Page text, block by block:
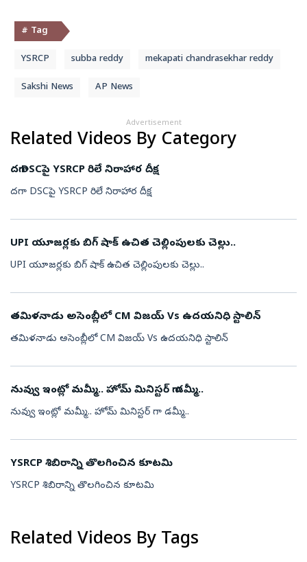
# Tag
YSRCP subba reddy mekapati chandrasekhar reddy
Sakshi News AP News
Advertisement
Related Videos By Category
దగా DSCపై YSRCP రిలే నిరాహార దీక్ష
దగా DSCపై YSRCP రిలే నిరాహార దీక్ష
UPI యూజర్లకు బిగ్ షాక్ ఉచిత చెల్లింపులకు చెల్లు..
UPI యూజర్లకు బిగ్ షాక్ ఉచిత చెల్లింపులకు చెల్లు..
తమిళనాడు అసెంబ్లీలో CM విజయ్ Vs ఉదయనిధి స్టాలిన్
తమిళనాడు అసెంబ్లీలో CM విజయ్ Vs ఉదయనిధి స్టాలిన్
నువ్వు ఇంట్లో మమ్మీ.. హోమ్ మినిస్టర్ గా డమ్మీ..
నువ్వు ఇంట్లో మమ్మీ.. హోమ్ మినిస్టర్ గా డమ్మీ..
YSRCP శిబిరాన్ని తొలగించిన కూటమి
YSRCP శిబిరాన్ని తొలగించిన కూటమి
Related Videos By Tags